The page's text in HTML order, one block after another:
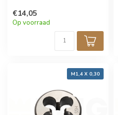
€14,05
Op voorraad
M1,4 X 0,30